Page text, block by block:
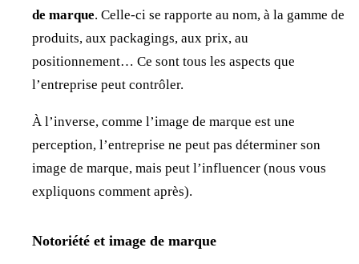
de marque. Celle-ci se rapporte au nom, à la gamme de
produits, aux packagings, aux prix, au
positionnement… Ce sont tous les aspects que
l’entreprise peut contrôler.
À l’inverse, comme l’image de marque est une
perception, l’entreprise ne peut pas déterminer son
image de marque, mais peut l’influencer (nous vous
expliquons comment après).
Notoriété et image de marque